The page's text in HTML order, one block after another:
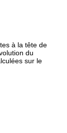
à la tête de
du
sur le